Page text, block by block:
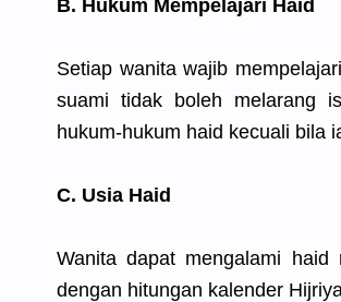
B. Hukum Mempelajari Haid
Setiap wanita wajib
suami tidak boleh melarang
hukum-hukum haid kecuali bila
C. Usia Haid
Wanita dapat mengalami
dengan hitungan kalender